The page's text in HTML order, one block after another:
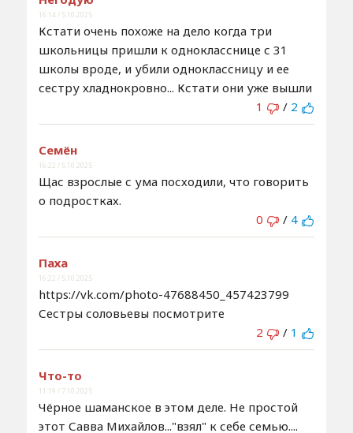
16:14 / 5.10.2025
Кстати очень похоже на дело когда три
школьницы пришли к однокласснице с 31
школы вроде, и убили одноклассницу и ее
сестру хладнокровно... Кстати они уже вышли
1
/ 2
Семён
16:22 / 5.10.2025
Щас взрослые с ума посходили, что говорить
о подростках.
0
/ 4
Паха
16:22 / 5.10.2025
https://vk.com/photo-47688450_457423799
Сестры соловьевы посмотрите
2
/ 1
Что-то
11:19 / 7.10.2025
Чёрное шаманское в этом деле. Не простой
этот Савва Михайлов..."взял" к себе семью....